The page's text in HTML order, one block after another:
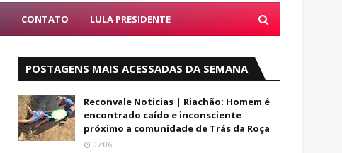
CONTATO LULA PRESIDENTE
POSTAGENS MAIS ACESSADAS DA SEMANA
Reconvale Noticias | Riachão: Homem é
encontrado caído e inconsciente
próximo a comunidade de Trás da Roça
07:06